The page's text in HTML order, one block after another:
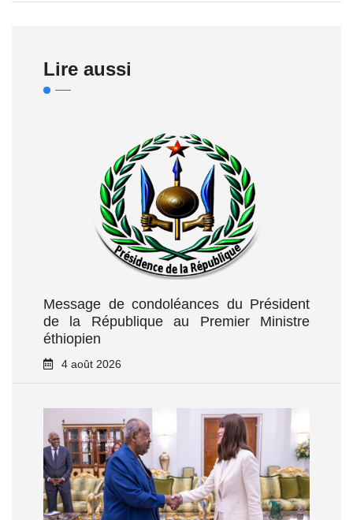
Lire aussi
Message de condoléances du Président
de la République au Premier Ministre
éthiopien
4 août 2026